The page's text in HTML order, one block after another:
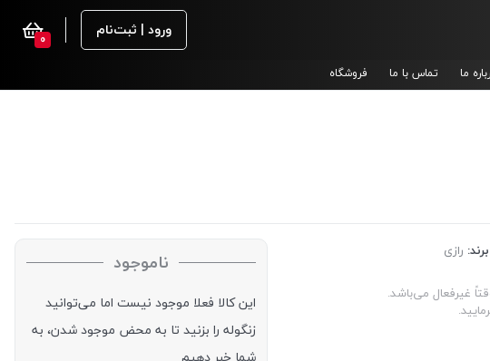
ورود | ثبت‌نام 0
ما تماس با ما فروشگاه
برند: رازی
غیرفعال می‌باشد.
ناموجود
این کالا فعلا موجود نیست اما می‌توانید
زنگوله را بزنید تا به محض موجود شدن، به